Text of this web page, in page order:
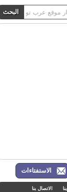
الاستفتاءات
الاتصال بنا